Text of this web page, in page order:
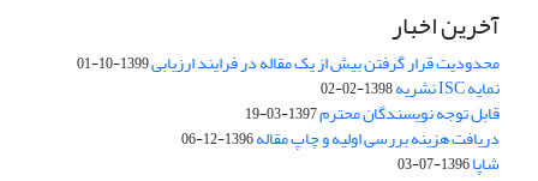
آخرین اخبار
محدودیت قرار گرفتن بیش از یک مقاله در فرایند ارزیابی1399-10-01
نمایه ISC نشریه 1398-02-02
قابل توجه نویسندگان محترم1397-03-19
دریافت هزینه بررسی اولیه و چاپ مقاله1396-12-06
شاپا1396-07-03